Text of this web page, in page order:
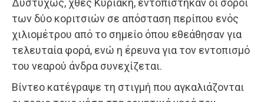
Δυστυχώς, χθες Κυριακή, εντοπίστηκαν οι σοροί
των δύο κοριτσιών σε απόσταση περίπου ενός
χιλιομέτρου από το σημείο όπου εθεάθησαν για
τελευταία φορά, ενώ η έρευνα για τον εντοπισμό
του νεαρού άνδρα συνεχίζεται.
Βίντεο κατέγραψε τη στιγμή που αγκαλιάζονται